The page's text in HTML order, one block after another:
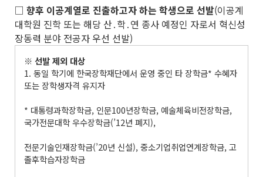
□ 향후 이공계열로 진출하고자 하는 학생으로 선발(이공계
대학원 진학 또는 해당 산․학․연 종사 예정인 자로서 혁신성
장동력 분야 전공자 우선 선발)
※ 선발 제외 대상
1. 동일 학기에 한국장학재단에서 운영 중인 타 장학금* 수혜자
또는 장학생자격 유지자
* 대통령과학장학금, 인문100년장학금, 예술체육비전장학금,
국가전문대학 우수장학금(’12년 폐지),
전문기술인재장학금(’20년 신설), 중소기업취업연계장학금, 고
졸후학습자장학금